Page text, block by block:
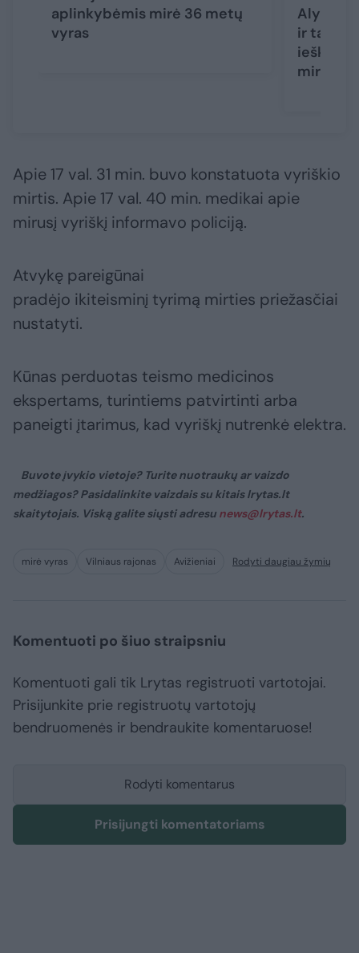
aplinkybėmis mirė 36 metų
vyras
Alytaus
ir
ieškotas
miręs
Apie 17 val. 31 min. buvo konstatuota vyriškio
mirtis. Apie 17 val. 40 min. medikai apie
mirusį vyriškį informavo policiją.
Atvykę pareigūnai
pradėjo ikiteisminį tyrimą mirties priežasčiai
nustatyti.
Kūnas perduotas teismo medicinos
ekspertams, turintiems patvirtinti arba
paneigti įtarimus, kad vyriškį nutrenkė elektra.
Buvote įvykio vietoje? Turite nuotraukų ar vaizdo
medžiagos? Pasidalinkite vaizdais su kitais lrytas.lt
skaitytojais. Viską galite siųsti adresu news@lrytas.lt.
mirė vyras Vilniaus rajonas Avižieniai Rodyti daugiau žymių
Komentuoti po šiuo straipsniu
Komentuoti gali tik Lrytas registruoti vartotojai.
Prisijunkite prie registruotų vartotojų
bendruomenės ir bendraukite komentaruose!
Rodyti komentarus
Prisijungti komentatoriams